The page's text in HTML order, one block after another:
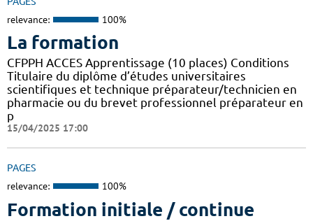
relevance: 100%
La formation
CFPPH ACCES Apprentissage (10 places) Conditions
Titulaire du diplôme d’études universitaires
scientifiques et technique préparateur/technicien en
pharmacie ou du brevet professionnel préparateur en
p
15/04/2025 17:00
PAGES
relevance: 100%
Formation initiale / continue